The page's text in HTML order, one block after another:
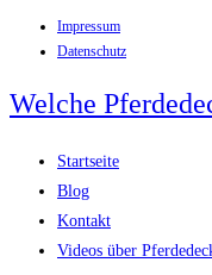
Inhalt
Impressum
Datenschutz
Welche
Startseite
Blog
Kontakt
Videos über